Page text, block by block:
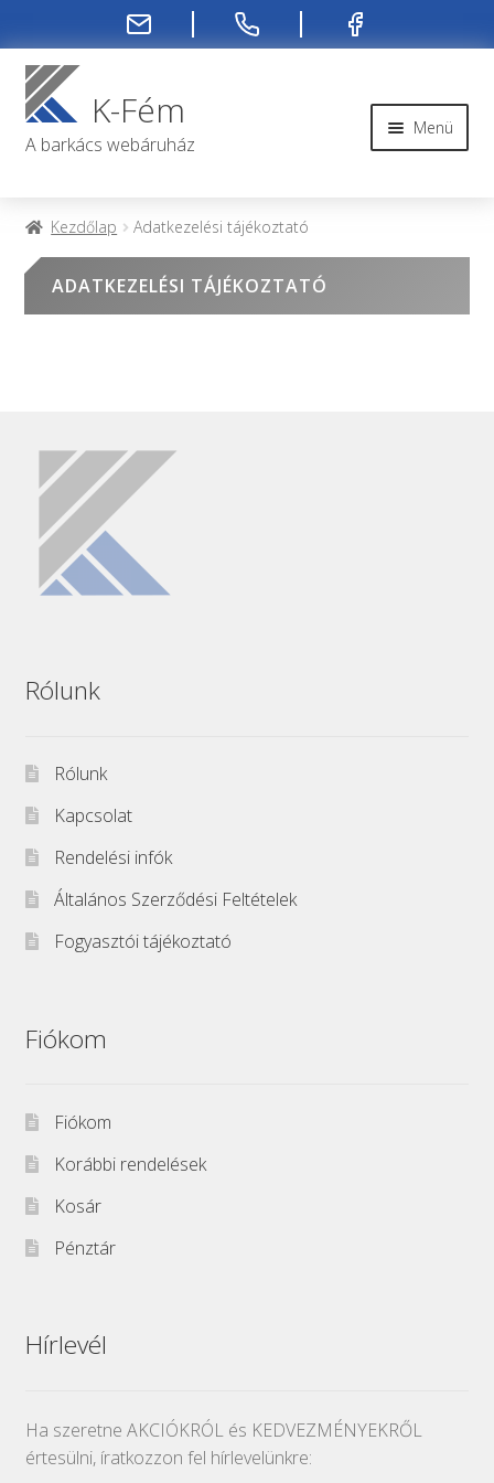
Ugrás
a
navigációhoz
Kilépés
a
tartalombaK-Fém
A barkács webáruház
Menü
Kapcsolat
Rendelés menete
Keresés
következőre:
Keresés
Kezdőlap Adatkezelési tájékoztató
ADATKEZELÉSI TÁJÉKOZTATÓ
Rólunk
Rólunk
Kapcsolat
Rendelési infók
Általános Szerződési Feltételek
Fogyasztói tájékoztató
Fiókom
Fiókom
Korábbi rendelések
Kosár
Pénztár
Hírlevél
Ha szeretne AKCIÓKRÓL és KEDVEZMÉNYEKRŐL
értesülni, íratkozzon fel hírlevelünkre: